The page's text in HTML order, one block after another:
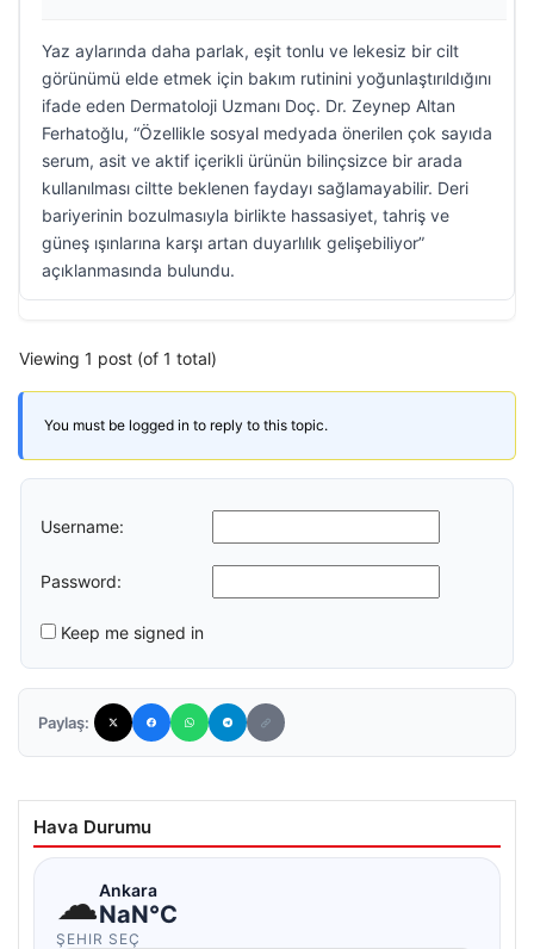
Yaz aylarında daha parlak, eşit tonlu ve lekesiz bir cilt
görünümü elde etmek için bakım rutinini yoğunlaştırıldığını
ifade eden Dermatoloji Uzmanı Doç. Dr. Zeynep Altan
Ferhatoğlu, “Özellikle sosyal medyada önerilen çok sayıda
serum, asit ve aktif içerikli ürünün bilinçsizce bir arada
kullanılması ciltte beklenen faydayı sağlamayabilir. Deri
bariyerinin bozulmasıyla birlikte hassasiyet, tahriş ve
güneş ışınlarına karşı artan duyarlılık gelişebiliyor”
açıklanmasında bulundu.
Viewing 1 post (of 1 total)
You must be logged in to reply to this topic.
Username:
Password:
Keep me signed in
Paylaş:
Hava Durumu
☁Ankara
NaN°C
ŞEHIR SEÇ